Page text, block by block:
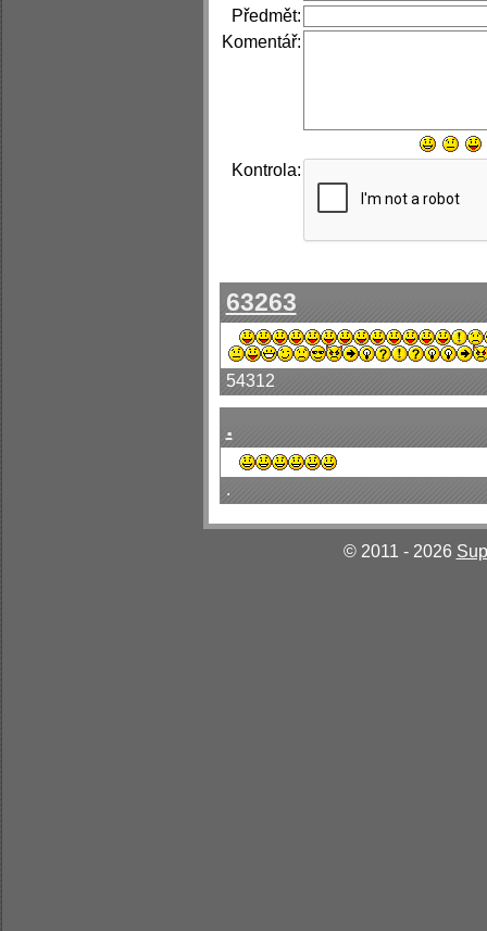
Předmět:
Komentář:
Kontrola:
63263
54312
.
.
© 2011 - 2026